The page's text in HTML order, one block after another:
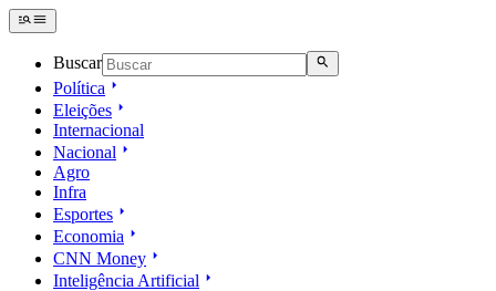
Buscar
Política
Eleições
Internacional
Nacional
Agro
Infra
Esportes
Economia
CNN Money
Inteligência Artificial